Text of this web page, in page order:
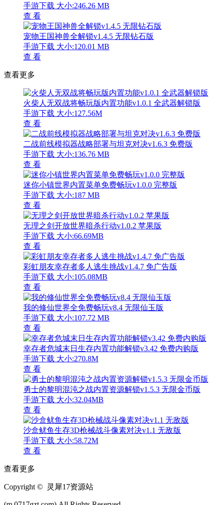
手游下载 大小:246.26 MB
查 看
宠物王国神兽全解锁v1.4.5 无限钻石版
手游下载 大小:120.01 MB
查 看
查看更多
火柴人无双战将畅玩版内置功能v1.0.1 全武器解锁版
手游下载 大小:127.56M
查 看
二战前线模拟器战略部署与坦克对决v1.6.3 免费版
手游下载 大小:136.76 MB
查 看
迷你小镇世界内置菜单免费畅玩v1.0.0 完整版
手游下载 大小:187 MB
查 看
无理之剑开放世界暗杀行动v1.0.2 苹果版
手游下载 大小:66.69MB
查 看
彩虹朋友幸存者多人逃生挑战v1.4.7 免广告版
手游下载 大小:105.08MB
查 看
我的修仙世界全免费畅玩v8.4 无限仙玉版
手游下载 大小:107.72 MB
查 看
幸存者危城末日生存内置功能解锁v3.42 免费内购版
手游下载 大小:270.8M
查 看
勇士的黎明混沌之战内置资源解锁v1.5.3 无限金币版
手游下载 大小:32.04MB
查 看
沙盒鱿鱼生存3D枪械战斗像素对决v1.1 无敌版
手游下载 大小:58.72M
查 看
查看更多
Copyright © 灵犀17资源站